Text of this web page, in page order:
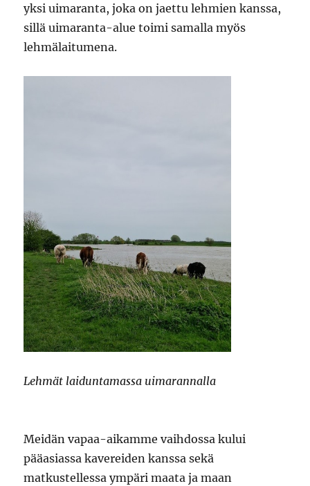
yksi uimaranta, joka on jaettu lehmien kanssa,
sillä uimaranta-alue toimi samalla myös
lehmälaitumena.
Lehmät laiduntamassa uimarannalla
Meidän vapaa-aikamme vaihdossa kului
pääasiassa kavereiden kanssa sekä
matkustellessa ympäri maata ja maan